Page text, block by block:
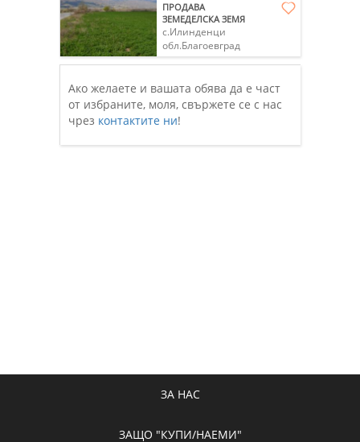
ПРОДАВА
ЗЕМЕДЕЛСКА ЗЕМЯ
с.Илинденци
обл.Благоевград
Ако желаете и вашата обява да е част
от избраните, моля, свържете се с нас
чрез контактите ни!
ЗА НАС
ЗАЩО "КУПИ/НАЕМИ"